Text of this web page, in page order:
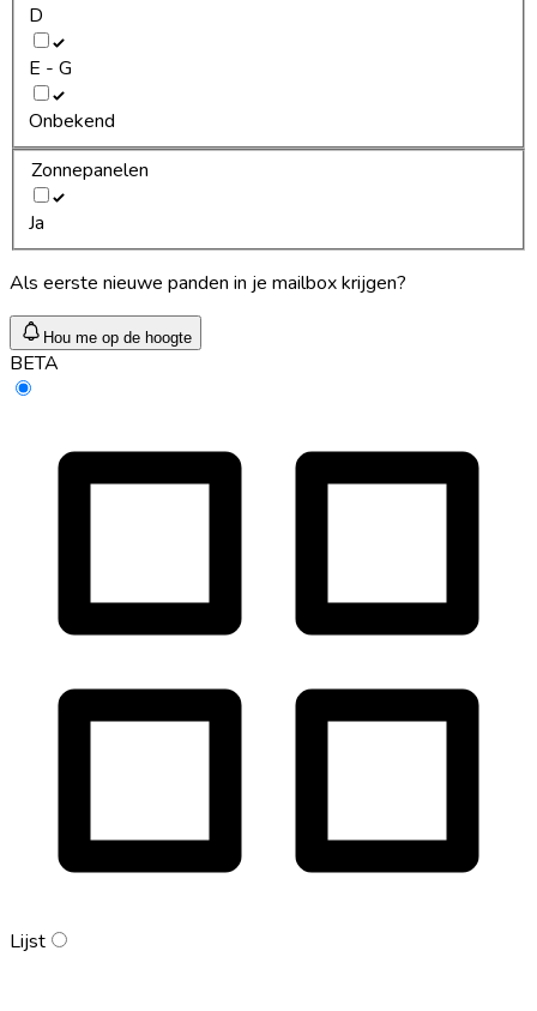
D
E - G
Onbekend
Zonnepanelen
Ja
Als eerste nieuwe panden in je mailbox krijgen?
Hou me op de hoogte
BETA
Lijst